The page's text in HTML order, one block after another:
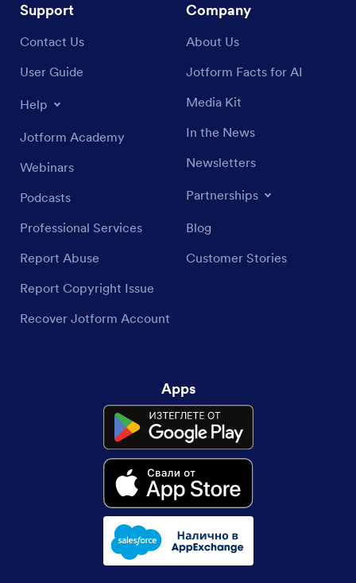
Support
Contact Us
User Guide
Help
Jotform Academy
Webinars
Podcasts
Professional Services
Report Abuse
Report Copyright Issue
Recover Jotform Account
Company
About Us
Jotform Facts for AI
Media Kit
In the News
Newsletters
Partnerships
Blog
Customer Stories
Apps